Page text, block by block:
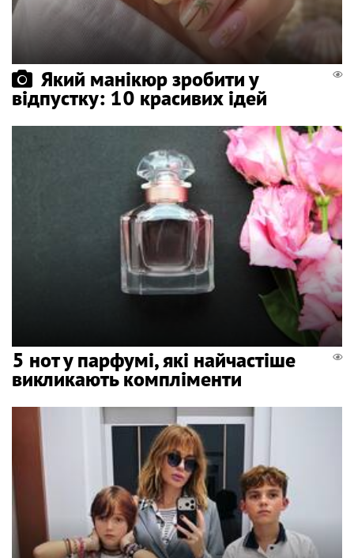
Який манікюр зробити у
відпустку: 10 красивих ідей
5 нот у парфумі, які найчастіше
викликають компліменти